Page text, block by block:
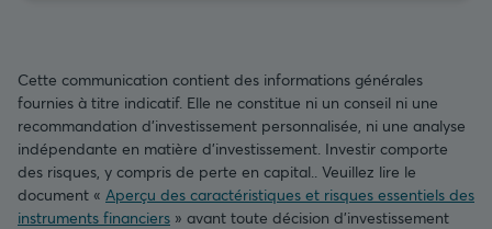
Cette communication contient des informations générales
fournies à titre indicatif. Elle ne constitue ni un conseil ni une
recommandation d’investissement personnalisée, ni une analyse
indépendante en matière d’investissement. Investir comporte
des risques, y compris de perte en capital.. Veuillez lire le
document « Aperçu des caractéristiques et risques essentiels des
instruments financiers » avant toute décision d’investissement